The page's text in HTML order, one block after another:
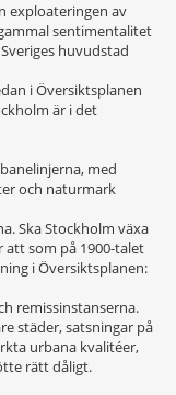
exploateringen av
sentimentalitet
huvudstad
i Översiktsplanen
är i det
med
och naturmark
Ska Stockholm växa
att som på 1900-talet
i Översiktsplanen:
remissinstanserna.
städer, satsningar på
urbana kvalitéer,
rätt dåligt.